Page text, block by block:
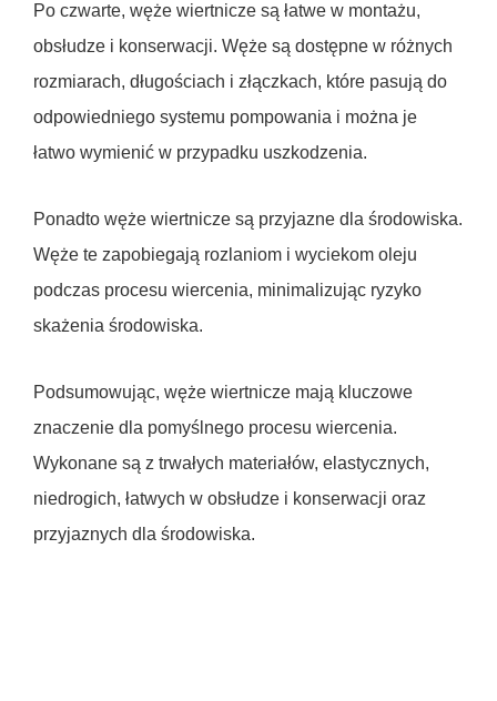
Po czwarte, węże wiertnicze są łatwe w montażu,
obsłudze i konserwacji. Węże są dostępne w różnych
rozmiarach, długościach i złączkach, które pasują do
odpowiedniego systemu pompowania i można je
łatwo wymienić w przypadku uszkodzenia.
Ponadto węże wiertnicze są przyjazne dla środowiska.
Węże te zapobiegają rozlaniom i wyciekom oleju
podczas procesu wiercenia, minimalizując ryzyko
skażenia środowiska.
Podsumowując, węże wiertnicze mają kluczowe
znaczenie dla pomyślnego procesu wiercenia.
Wykonane są z trwałych materiałów, elastycznych,
niedrogich, łatwych w obsłudze i konserwacji oraz
przyjaznych dla środowiska.